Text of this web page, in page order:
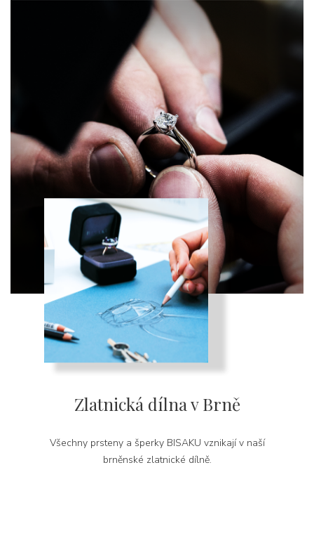
Zlatnická dílna v Brně
Všechny prsteny a šperky BISAKU vznikají v naší
brněnské zlatnické dílně.